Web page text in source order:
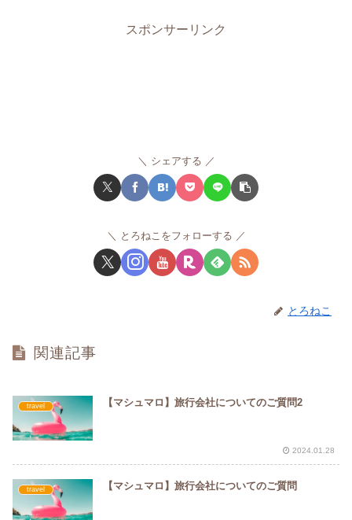
スポンサーリンク
シェアする
とろねこをフォローする
とろねこ
関連記事
travel 【マシュマロ】旅行会社についてのご質問2
2024.01.28
travel 【マシュマロ】旅行会社についてのご質問